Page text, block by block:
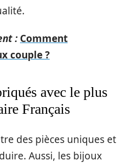
: Comment
couple ?
avec le plus
Français
des pièces uniques et
Aussi, les bijoux